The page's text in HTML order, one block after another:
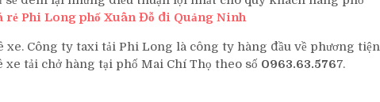
Phi Long phố Xuân Đỗ đi Quảng Ninh
Công ty taxi tải Phi Long là công ty hàng đầu về phương tiện
tải chở hàng tại phố Mai Chí Thọ theo số 0963.63.5767.